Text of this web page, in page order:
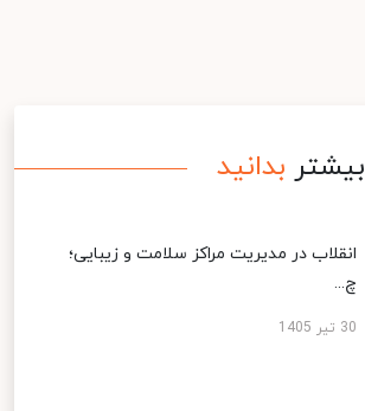
بیشتر بدانید
انقلاب در مدیریت مراکز سلامت و زیبایی؛
چ...
30 تیر 1405